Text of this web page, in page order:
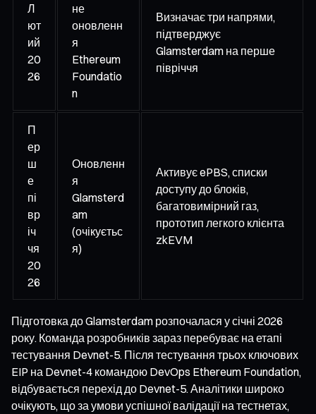
Л
ют
ий
20
26
не
оновленн
я
Ethereum
Foundatio
n
Визначає три напрями,
підтверджує
Glamsterdam на перше
півріччя
П
ер
ш
е
пі
вр
іч
чя
20
26
Оновленн
я
Glamsterd
am
(очікуєтьс
я)
Активує ePBS, списки
доступу до блоків,
багатовимірний газ,
прототип легкого клієнта
zkEVM
Підготовка до Glamsterdam розпочалася у січні 2026
року. Команда розробників зараз перебуває на етапі
тестування Devnet-5. Після тестування трьох ключових
EIP на Devnet-4 командою DevOps Ethereum Foundation,
відбувається перехід до Devnet-5. Аналітики широко
очікують, що за умови успішної валідації на тестнетах,